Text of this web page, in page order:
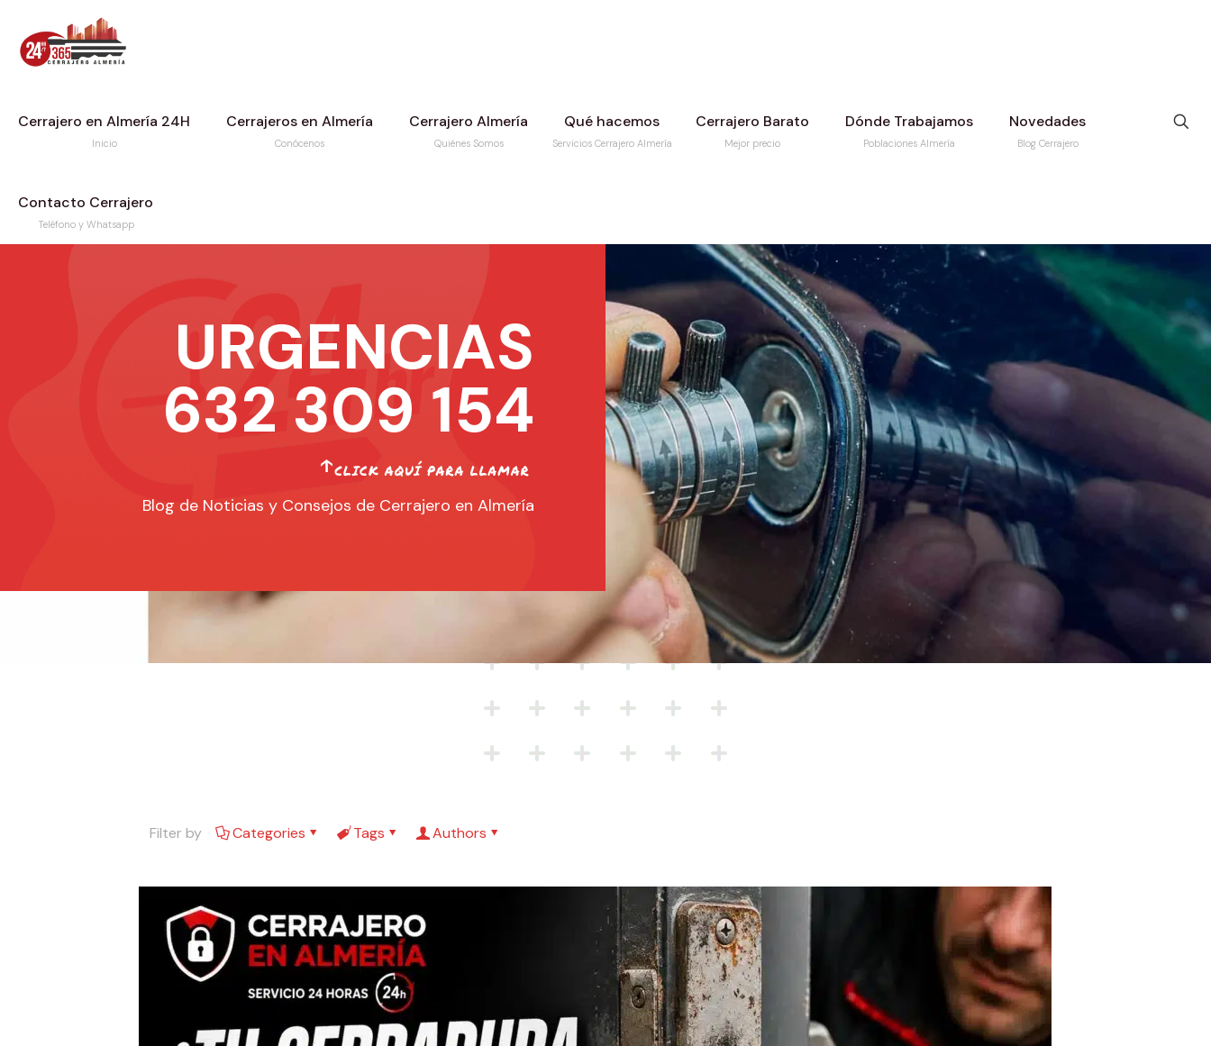
Cerrajero en Almería 24H
Inicio
Cerrajeros en Almería
Conócenos
Cerrajero Almería
Quiénes Somos
Qué hacemos
Servicios Cerrajero Almería
Cerrajero Barato
Mejor precio
Dónde Trabajamos
Poblaciones Almería
Novedades
Blog Cerrajero
Contacto Cerrajero
Teléfono y Whatsapp
URGENCIAS
632 309 154
Blog de Noticias y Consejos de Cerrajero en Almería
Filter by Categories Tags Authors